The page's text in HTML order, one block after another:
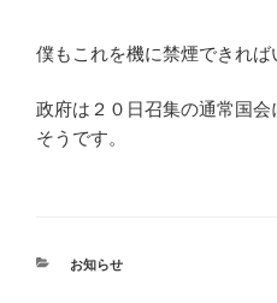
僕もこれを機に禁煙できれば
政府は２０日召集の通常国
そうです。
カ
お知らせ